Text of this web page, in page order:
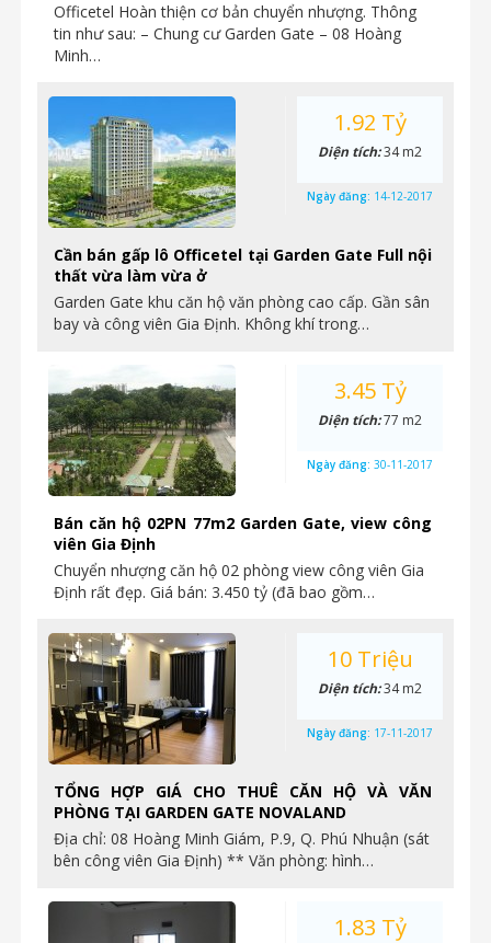
Officetel Hoàn thiện cơ bản chuyển nhượng. Thông
tin như sau: – Chung cư Garden Gate – 08 Hoàng
Minh…
Cần bán gấp lô Officetel tại Garden Gate Full nội
thất vừa làm vừa ở
Garden Gate khu căn hộ văn phòng cao cấp. Gần sân
bay và công viên Gia Định. Không khí trong…
1.92 Tỷ
Diện tích:34 m2
Ngày đăng: 14-12-2017
Bán căn hộ 02PN 77m2 Garden Gate, view công
viên Gia Định
Chuyển nhượng căn hộ 02 phòng view công viên Gia
Định rất đẹp. Giá bán: 3.450 tỷ (đã bao gồm…
3.45 Tỷ
Diện tích:77 m2
Ngày đăng: 30-11-2017
TỔNG HỢP GIÁ CHO THUÊ CĂN HỘ VÀ VĂN
PHÒNG TẠI GARDEN GATE NOVALAND
Địa chỉ: 08 Hoàng Minh Giám, P.9, Q. Phú Nhuận (sát
bên công viên Gia Định) ** Văn phòng: hình…
10 Triệu
Diện tích:34 m2
Ngày đăng: 17-11-2017
1.83 Tỷ